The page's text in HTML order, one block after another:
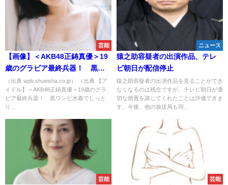
芸能
【画像】＜AKB48正鋳真優＞19
歳のグラビア最終兵器！ 黒ワ
ンピ水着でしっとり 浴衣を脱
いで白水着を披露！
（出典 wpb.shueisha.co.jp） （出典 【ア
イドル】＜AKB48正鋳真優＞19歳のグラ
ビア最終兵器！ 黒ワンピ水着でしっと
り...
ニュース
猿之助容疑者の出演作品、テレ
ビ朝日が配信停止
猿之助容疑者の出演作品を見ることができ
なくなるのは残念ですが、テレビ朝日が適
切な措置を講じてくれたことは評価できま
す。今後、他の放送局も同...
芸能 芸能